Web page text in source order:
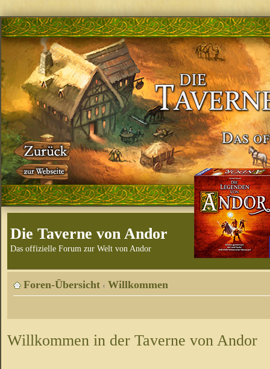
Die Taverne von Andor
Das offizielle Forum zur Welt von Andor
Foren-Übersicht ‹ Willkommen
Willkommen in der Taverne von Andor